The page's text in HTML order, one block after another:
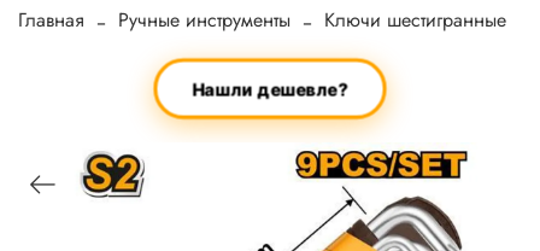
Главная Ручные инструменты Ключи шестигранные
Нашли дешевле?